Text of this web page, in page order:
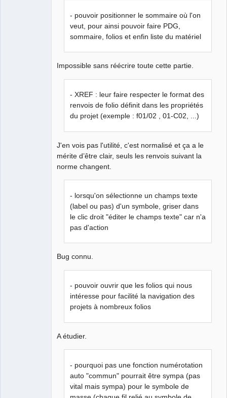
- pouvoir positionner le sommaire où l'on
veut, pour ainsi pouvoir faire PDG,
sommaire, folios et enfin liste du matériel
Impossible sans réécrire toute cette partie.
- XREF : leur faire respecter le format des
renvois de folio définit dans les propriétés
du projet (exemple : f01/02 , 01-C02, ...)
J'en vois pas l'utilité, c'est normalisé et ça a le
mérite d’être clair, seuls les renvois suivant la
norme changent.
- lorsqu'on sélectionne un champs texte
(label ou pas) d'un symbole, griser dans
le clic droit "éditer le champs texte" car n'a
pas d'action
Bug connu.
- pouvoir ouvrir que les folios qui nous
intéresse pour facilité la navigation des
projets à nombreux folios
A étudier.
- pourquoi pas une fonction numérotation
auto "commun" pourrait être sympa (pas
vital mais sympa) pour le symbole de